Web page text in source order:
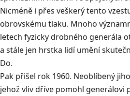
Nicméně i přes veškerý tento
obrovskému tlaku. Mnoho
letech fyzicky drobného generála
a stále jen hrstka lidí umění
Do.
Pak přišel rok 1960. Neoblíbený
jehož vliv dříve pomohl generálovi